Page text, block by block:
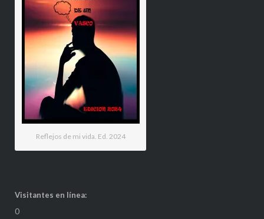
Reflejos de mi vida. Ed. 2024
Visitantes en línea:
0